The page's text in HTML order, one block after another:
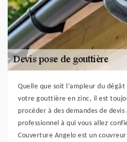
Quelle que soit l’ampleur du
votre gouttière en zinc, il est
procéder à des demandes de
professionnel à qui vous allez
Couverture Angelo est un